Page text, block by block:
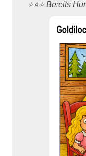
⭐️⭐️⭐️ Bereits